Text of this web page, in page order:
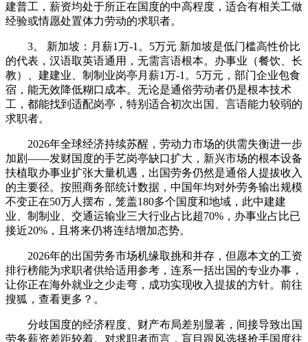
建普工，薪资均处于所正在国度的中高程度，适合有相关工做
经验或情愿处置体力劳动的求职者。
3。 新加坡：月薪1万-1。5万元 新加坡是低门槛高性价比
的代表，汉语取英语通用，无需言语根本。办事业（餐饮、长
教）、建建业、制制业岗亭月薪1万-1。5万元，部门企业包食
宿，能无效降低糊口成本。无论是通俗劳动者仍是根本技术
工，都能找到适配岗亭，特别适合初次出国、言语能力较弱的
求职者。
2026年全球经济持续苏醒，劳动力市场的供需失衡进一步
加剧——发财国度的手艺岗亭缺口扩大，新兴市场的根本设备
扶植取办事业扩张大量机遇，出国劳务仍然是通俗人提拔收入
的主要径。按照商务部统计数据，中国年均对外劳务输出规模
不变正在50万人摆布，笼盖180多个国度和地域，此中建建
业、制制业、交通运输业三大行业占比超70%，办事业占比已
接近20%，且将来仍将连结增加态势。
2026年的出国劳务市场机缘取挑和并存，但愿本文的工资
排行榜能为求职者供给适用参考，连系一括出国的专业办事，
让你正在海外就业之少走弯，成功实现收入提拔的方针。前往
搜狐，查看更多？。
分歧国度的经济程度、财产布局差别显著，间接导致出国
劳务薪资差距较着。对求职者而言，盲目跟风选择抢手国度往